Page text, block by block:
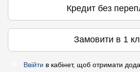
Кредит без
Замовити в 1
Ввійти в кабінет, щоб отримати